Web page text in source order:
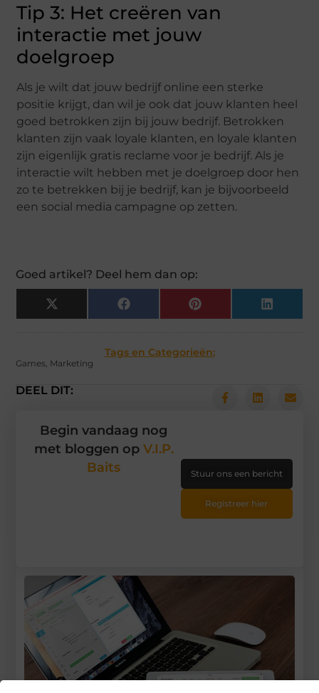
Tip 3: Het creëren van
interactie met jouw
doelgroep
Als je wilt dat jouw bedrijf online een sterke
positie krijgt, dan wil je ook dat jouw klanten heel
goed betrokken zijn bij jouw bedrijf. Betrokken
klanten zijn vaak loyale klanten, en loyale klanten
zijn eigenlijk gratis reclame voor je bedrijf. Als je
interactie wilt hebben met je doelgroep door hen
zo te betrekken bij je bedrijf, kan je bijvoorbeeld
een social media campagne op zetten.
Goed artikel? Deel hem dan op:
X
(Twitter)
Facebook Pinterest LinkedIn
Tags en Categorieën:
Games, Marketing
DEEL DIT:
Begin vandaag nog
met bloggen op V.I.P.
Baits
Stuur ons een bericht
Registreer hier